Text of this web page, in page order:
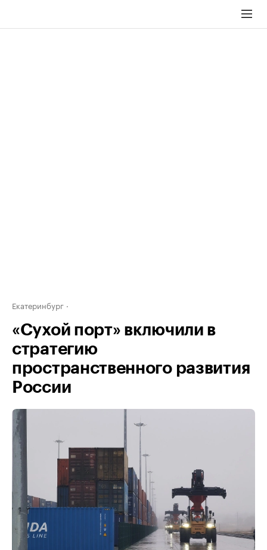
Екатеринбург
«Сухой порт» включили в
стратегию
пространственного развития
России